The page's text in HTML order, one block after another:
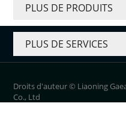
PLUS DE PRODUITS
PLUS DE SERVICES
Droits d'auteur © Liaoning
Co., Ltd